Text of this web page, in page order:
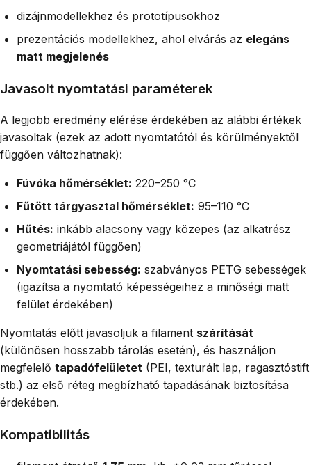
dizájnmodellekhez és prototípusokhoz
prezentációs modellekhez, ahol elvárás az elegáns
matt megjelenés
Javasolt nyomtatási paraméterek
A legjobb eredmény elérése érdekében az alábbi értékek
javasoltak (ezek az adott nyomtatótól és körülményektől
függően változhatnak):
Fúvóka hőmérséklet: 220–250 °C
Fűtött tárgyasztal hőmérséklet: 95–110 °C
Hűtés: inkább alacsony vagy közepes (az alkatrész
geometriájától függően)
Nyomtatási sebesség: szabványos PETG sebességek
(igazítsa a nyomtató képességeihez a minőségi matt
felület érdekében)
Nyomtatás előtt javasoljuk a filament szárítását
(különösen hosszabb tárolás esetén), és használjon
megfelelő tapadófelületet (PEI, texturált lap, ragasztóstift
stb.) az első réteg megbízható tapadásának biztosítása
érdekében.
Kompatibilitás